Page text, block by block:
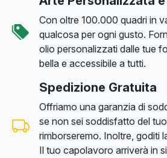
Con oltre 100.000 quadri in
qualcosa per ogni gusto.
olio personalizzati dalle tue
bella e accessibile a tutti.
Spedizione Gratuita
Offriamo una garanzia di
se non sei soddisfatto del
rimborseremo. Inoltre, goditi
Il tuo capolavoro arriverà in